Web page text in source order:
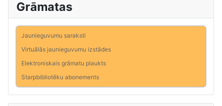
Grāmatas
Jaunieguvumu saraksti
Virtuālās jaunieguvumu izstādes
Elektroniskais grāmatu plaukts
Starpbibliotēku abonements